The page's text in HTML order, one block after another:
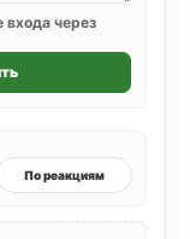
входа через
По реакциям